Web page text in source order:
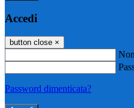
Accedi
button close ×
Password dimenticata?